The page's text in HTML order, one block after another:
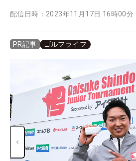
配信日時： 2023年11月17日 16時00分
PR記事 ゴルフライフ